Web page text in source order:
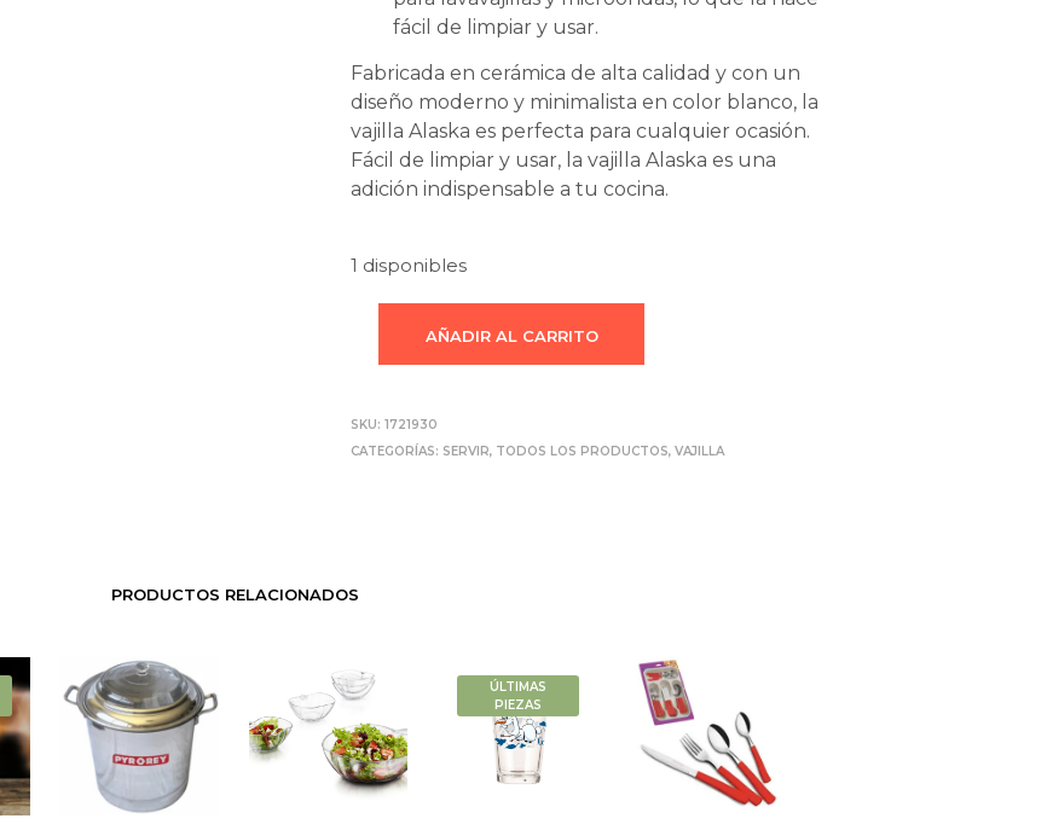
fácil de limpiar y usar.
Fabricada en cerámica de alta calidad y con un
diseño moderno y minimalista en color blanco, la
vajilla Alaska es perfecta para cualquier ocasión.
Fácil de limpiar y usar, la vajilla Alaska es una
adición indispensable a tu cocina.
1 disponibles
AÑADIR AL CARRITO
SKU:1721930
CATEGORÍAS: SERVIR, TODOS LOS PRODUCTOS,VAJILLA
PRODUCTOS RELACIONADOS
ÚLTIMAS
PIEZAS